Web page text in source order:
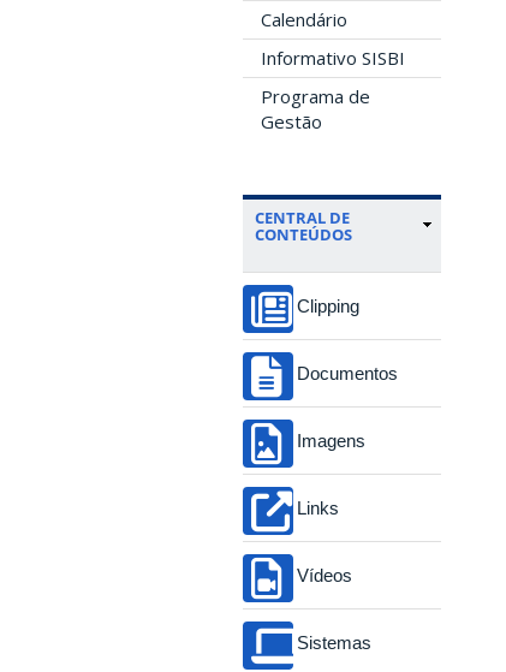
Calendário
Informativo SISBI
Programa de
Gestão
CENTRAL DE
CONTEÚDOS
Clipping
Documentos
Imagens
Links
Vídeos
Sistemas